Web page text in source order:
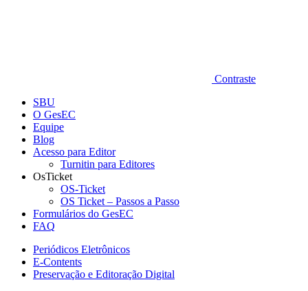
Contraste
SBU
O GesEC
Equipe
Blog
Acesso para Editor
Turnitin para Editores
OsTicket
OS-Ticket
OS Ticket – Passos a Passo
Formulários do GesEC
FAQ
Periódicos Eletrônicos
E-Contents
Preservação e Editoração Digital